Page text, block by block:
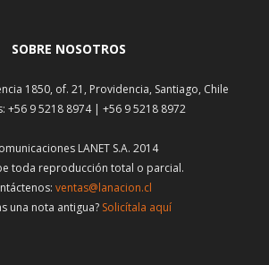
SOBRE NOSOTROS
1850, of. 21, Providencia, Santiago, Chile
+56 9 5218 8974 | +56 9 5218 8972
LANET S.A. 2014
toda reproducción total o parcial.
ventas@lanacion.cl
una nota antigua? Solicítala aquí